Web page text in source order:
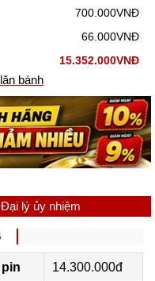
700.000VNĐ
66.000VNĐ
15.352.000VNĐ
bánh
Đại lý ủy nhiệm
pin 14.300.000đ